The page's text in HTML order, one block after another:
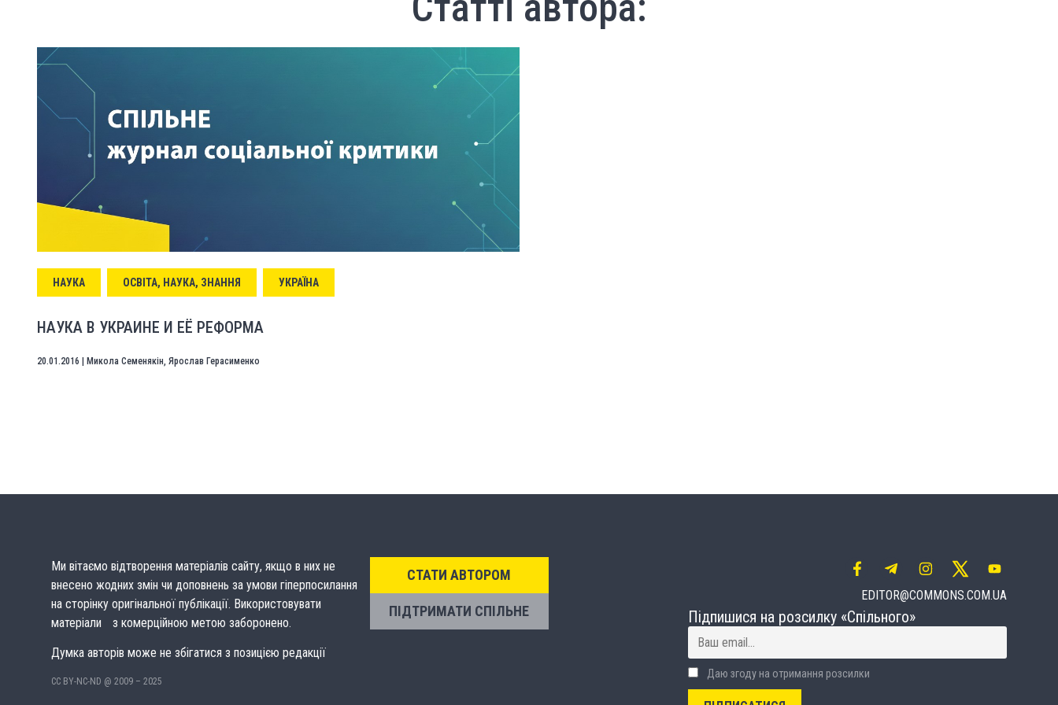
НАУКА ОСВІТА, НАУКА, ЗНАННЯ УКРАЇНА
НАУКА В УКРАИНЕ И ЕЁ РЕФОРМА
20.01.2016 Микола Семенякін, Ярослав Герасименко
Ми вітаємо відтворення матеріалів сайту, якщо в них не
внесено жодних змін чи доповнень за умови гіперпосилання
на сторінку оригінальної публікації. Використовувати
матеріали з комерційною метою заборонено.
Думка авторів може не збігатися з позицією редакції
CC BY-NC-ND @ 2009 – 2025
СТАТИ АВТОРОМ
ПІДТРИМАТИ СПІЛЬНЕ
EDITOR@COMMONS.COM.UA
Підпишися на розсилку «Спільного»
Даю згоду на отримання розсилки